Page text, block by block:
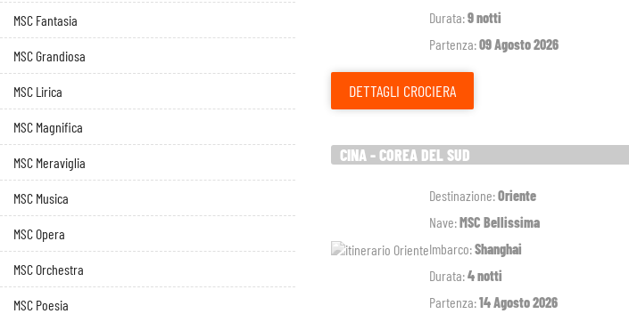
Durata:9 notti
Partenza:09 Agosto 2026
DETTAGLI CROCIERA
CINA - COREA DEL SUD
Destinazione:Oriente
Nave:MSC Bellissima
Imbarco:Shanghai
Durata:4 notti
Partenza:14 Agosto 2026
MSC Fantasia
MSC Grandiosa
MSC Lirica
MSC Magnifica
MSC Meraviglia
MSC Musica
MSC Opera
MSC Orchestra
MSC Poesia